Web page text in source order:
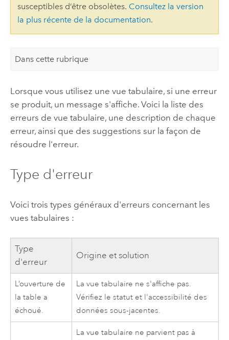
susceptibles d’être obsolètes. Consultez la version
la plus récente de la documentation.
Dans cette rubrique
Lorsque vous utilisez une vue tabulaire, si une erreur
se produit, un message s'affiche. Voici la liste des
erreurs de vue tabulaire, une description de chaque
erreur, ainsi que des suggestions sur la façon de
résoudre l'erreur.
Type d'erreur
Voici trois types généraux d'erreurs concernant les
vues tabulaires :
Type
d'erreur
Origine et solution
L’ouverture de
la table a
échoué.
La vue tabulaire ne s'affiche pas.
Vérifiez le statut et l'accessibilité des
données sous-jacentes.
La vue tabulaire ne parvient pas à